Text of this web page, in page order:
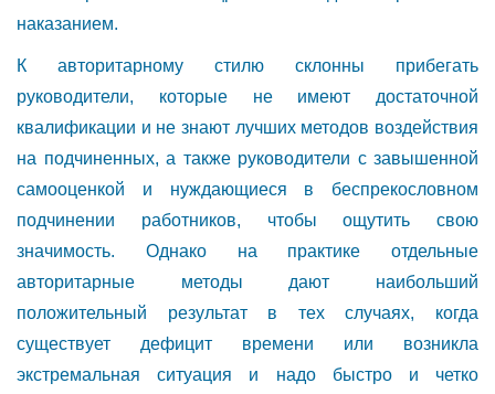
наказанием.
К авторитарному стилю склонны прибегать
руководители, которые не имеют достаточной
квалификации и не знают лучших методов воздействия
на подчиненных, а также руководители с завышенной
самооценкой и нуждающиеся в беспрекословном
подчинении работников, чтобы ощутить свою
значимость. Однако на практике отдельные
авторитарные методы дают наибольший
положительный результат в тех случаях, когда
существует дефицит времени или возникла
экстремальная ситуация и надо быстро и четко